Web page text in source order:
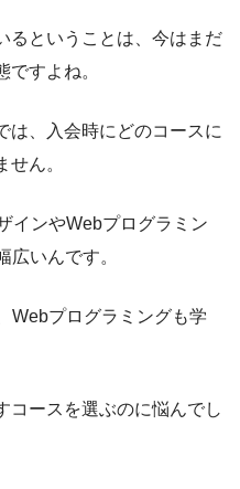
るということは、今はまだ
すよね。
は、入会時にどのコースに
ん。
インやWebプログラミン
広いんです。
Webプログラミングも学
コースを選ぶのに悩んでし